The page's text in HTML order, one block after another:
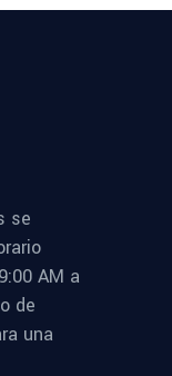
se
AM a
de
una